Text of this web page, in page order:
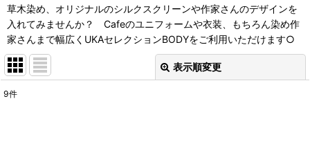
草木染め、オリジナルのシルクスクリーンや作家さんのデザインを
入れてみませんか？ Cafeのユニフォームや衣装、もちろん染め作
家さんまで幅広くUKAセレクションBODYをご利用いただけます○
表示順変更
9件